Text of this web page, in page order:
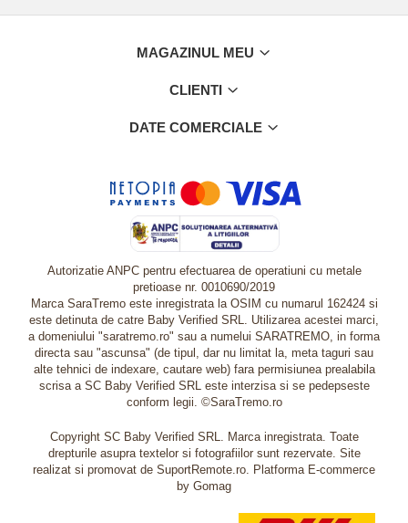
MAGAZINUL MEU
CLIENTI
DATE COMERCIALE
Autorizatie ANPC pentru efectuarea de operatiuni cu metale
pretioase nr. 0010690/2019
Marca SaraTremo este inregistrata la OSIM cu numarul 162424 si
este detinuta de catre Baby Verified SRL. Utilizarea acestei marci,
a domeniului "saratremo.ro" sau a numelui SARATREMO, in forma
directa sau "ascunsa" (de tipul, dar nu limitat la, meta taguri sau
alte tehnici de indexare, cautare web) fara permisiunea prealabila
scrisa a SC Baby Verified SRL este interzisa si se pedepseste
conform legii. ©SaraTremo.ro
Copyright SC Baby Verified SRL. Marca inregistrata. Toate
drepturile asupra textelor si fotografiilor sunt rezervate. Site
realizat si promovat de SuportRemote.ro. Platforma E-commerce
by Gomag